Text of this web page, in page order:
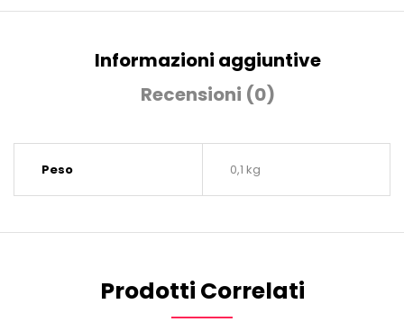
Informazioni aggiuntive
Recensioni (0)
Peso 0,1 kg
Prodotti Correlati